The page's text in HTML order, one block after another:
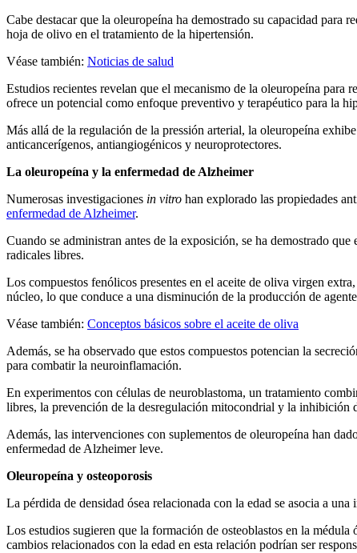
Cabe destacar que la oleuropeína ha demostrado su capacidad
hoja de olivo en el tratamiento de la hipertensión.
Véase también: Noticias de salud
Estudios recientes revelan que el mecanismo de la oleuropeína
ofrece un potencial como enfoque preventivo y terapéutico para la
Más allá de la regu­la­ción de la pres­sión arterial, la oleuropeína
anticancerígenos, antiangiogénicos y neuroprotectores.
La oleuropeína y la enfermedad de Alzheimer
Numerosas investigaciones in vitro han explorado las propiedades
enfermedad de Alzheimer.
Cuando se administran antes de la exposición, se ha demostrado
radicales libres.
Los compuestos fenólicos presentes en el aceite de oliva virgen
núcleo, lo que conduce a una disminución de la producción de
Véase también: Conceptos básicos sobre el aceite de oliva
Además, se ha observado que estos compuestos potencian la
para combatir la neuroinflamación.
En experimentos con células de neuroblastoma, un tratamiento
libres, la prevención de la desregulación mitocondrial y la inhibición
Además, las intervenciones con suple­mentos de oleuropeína han
enfermedad de Alzheimer leve.
Oleuropeína y osteoporosis
La pérdida de densidad ósea relacionada con la edad se asocia a
Los estudios sugieren que la formación de osteoblastos en la
cambios relacionados con la edad en esta relación podrían ser